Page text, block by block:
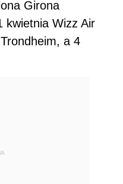
Girona
kwietnia Wizz Air
a 4